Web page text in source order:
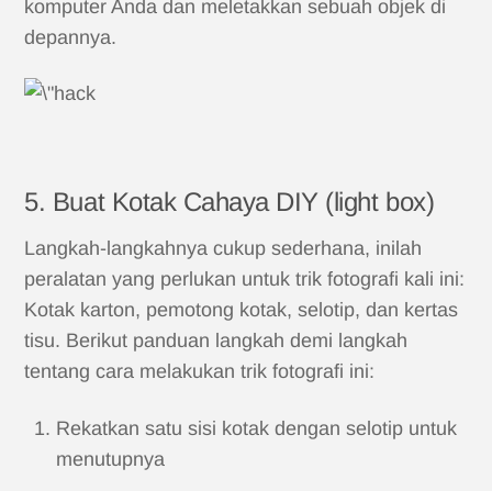
komputer Anda dan meletakkan sebuah objek di
depannya.
5. Buat Kotak Cahaya DIY (light box)
Langkah-langkahnya cukup sederhana, inilah
peralatan yang perlukan untuk trik fotografi kali ini:
Kotak karton, pemotong kotak, selotip, dan kertas
tisu. Berikut panduan langkah demi langkah
tentang cara melakukan trik fotografi ini:
Rekatkan satu sisi kotak dengan selotip untuk
menutupnya